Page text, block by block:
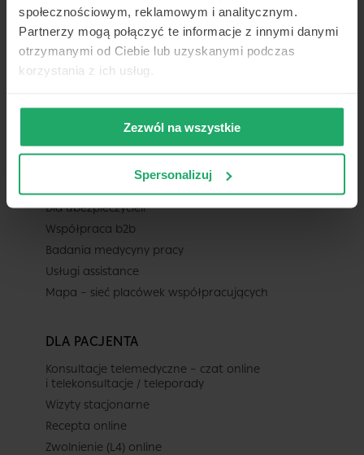
społecznościowym, reklamowym i analitycznym.
Partnerzy mogą połączyć te informacje z innymi danymi
otrzymanymi od Ciebie lub uzyskanymi podczas
korzystania z ich usług.
Zezwól na wszystkie
Spersonalizuj
TELEMEDI
Kariera
Dla ubezpieczycieli
Współpraca b2b
Badania medycyny pracy
Usługi assistance
Mapa – sieć placówek współpracujących
DLA PACJENTA
Konsultacje telemedyczne – czat online
i telekonsultacje / teleporady
Wizyty stacjonarne
Recepta online
Zwolnienie (L4) online